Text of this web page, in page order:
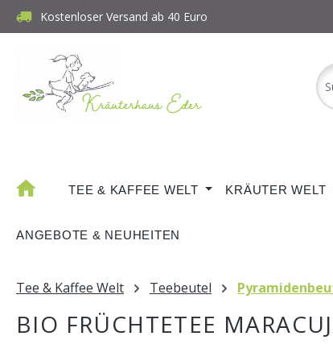
Hauptinhalt springen
Zur Suche springen
Zur Hauptnavigation springen
Kostenloser Versand ab 40 Euro
TEE & KAFFEE WELT KRÄUTER WELT
ANGEBOTE & NEUHEITEN
Tee & Kaffee Welt Teebeutel
BIO FRÜCHTETEE